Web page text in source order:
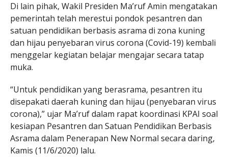
Di lain pihak, Wakil Presiden Ma’ruf Amin mengatakan
pemerintah telah merestui pondok pesantren dan
satuan pendidikan berbasis asrama di zona kuning
dan hijau penyebaran virus corona (Covid-19) kembali
menggelar kegiatan belajar mengajar secara tatap
muka.
“Untuk pendidikan yang berasrama, pesantren itu
disepakati daerah kuning dan hijau (penyebaran virus
corona),” ujar Ma’ruf dalam rapat koordinasi KPAI soal
kesiapan Pesantren dan Satuan Pendidikan Berbasis
Asrama dalam Penerapan New Normal secara daring,
Kamis (11/6/2020) lalu.